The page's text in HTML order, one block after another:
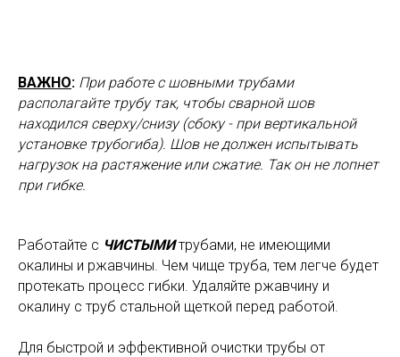
ВАЖНО: При работе с шовными трубами
располагайте трубу так, чтобы сварной шов
находился сверху/снизу (сбоку - при вертикальной
установке трубогиба). Шов не должен испытывать
нагрузок на растяжение или сжатие. Так он не лопнет
при гибке.
Работайте с ЧИСТЫМИтрубами, не имеющими
окалины и ржавчины. Чем чище труба, тем легче будет
протекать процесс гибки. Удаляйте ржавчину и
окалину с труб стальной щеткой перед работой.
Для быстрой и эффективной очистки трубы от